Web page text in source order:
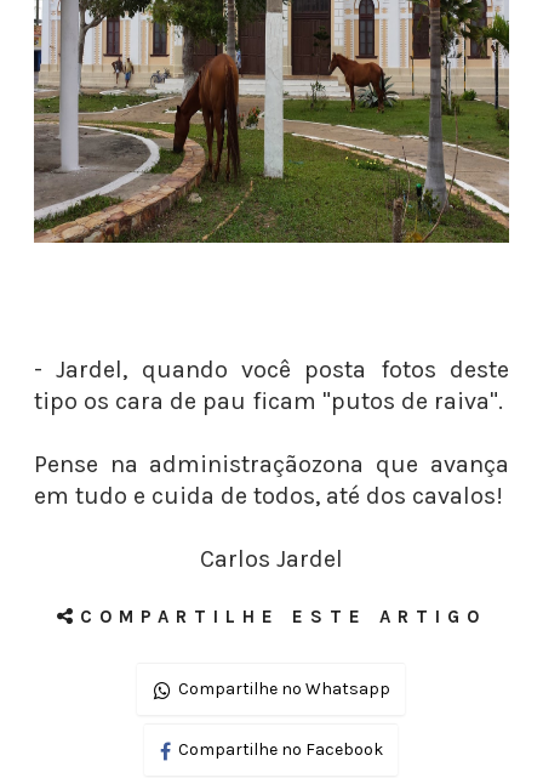
- Jardel, quando você posta fotos deste
tipo os cara de pau ficam "putos de raiva".
Pense na administraçãozona que avança
em tudo e cuida de todos, até dos cavalos!
Carlos Jardel
COMPARTILHE ESTE ARTIGO
Compartilhe no Whatsapp
Compartilhe no Facebook